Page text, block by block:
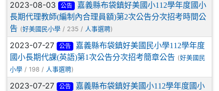
2023-08-03 公告
嘉義縣布袋鎮好美國小112學年度國小
長期代理教師(編制內合理員額)第2次公告分次招考時間公
告 (好美國民小學 / 235 / 人事選聘)
2023-07-27 公告
嘉義縣布袋鎮好美國民小學112學年度
國小長期代課(英語)第1次公告分次招考簡章公告 (好美國民
小學 / 198 / 人事選聘)
2023-07-27 公告
嘉義縣布袋鎮好美國小112學年度國小